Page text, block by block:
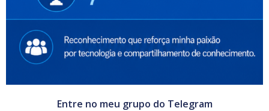
Entre no meu grupo do Telegram